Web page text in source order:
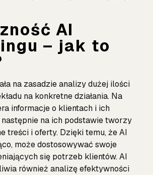
AI
– jak to
na zasadzie analizy dużej ilości
na konkretne działania. Na
informacje o klientach i ich
następnie na ich podstawie tworzy
treści i oferty. Dzięki temu, że AI
może dostosowywać swoje
się potrzeb klientów. AI
również analizę efektywności